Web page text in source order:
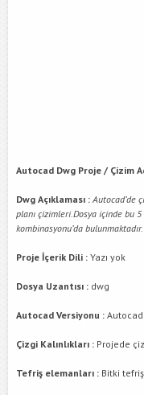
Autocad Dwg Proje / Çizim
Dwg Açıklaması : Autocad’de
planı çizimleri.Dosya içinde bu
kombinasyonu’da bulunmaktadır.
Proje İçerik Dili : Yazı yok
Dosya Uzantısı : dwg
Autocad Versiyonu :
Çizgi Kalınlıkları : Projede
Tefriş elemanları : Bitki